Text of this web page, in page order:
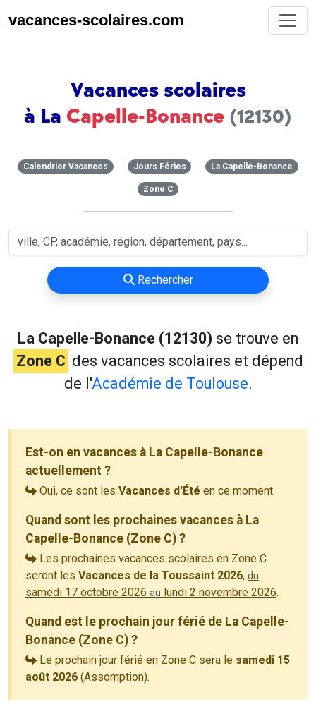
vacances-scolaires.com
Vacances scolaires
à La Capelle-Bonance (12130)
Calendrier Vacances Jours Féries La Capelle-Bonance
Zone C
Rechercher
La Capelle-Bonance (12130) se trouve en
Zone C des vacances scolaires et dépend
de l'Académie de Toulouse.
Est-on en vacances à La Capelle-Bonance
actuellement ?
Oui, ce sont les Vacances d'Été en ce moment.
Quand sont les prochaines vacances à La
Capelle-Bonance (Zone C) ?
Les prochaines vacances scolaires en Zone C
seront les Vacances de la Toussaint 2026, du
samedi 17 octobre 2026 au lundi 2 novembre 2026.
Quand est le prochain jour férié de La Capelle-
Bonance (Zone C) ?
Le prochain jour férié en Zone C sera le samedi 15
août 2026 (Assomption).